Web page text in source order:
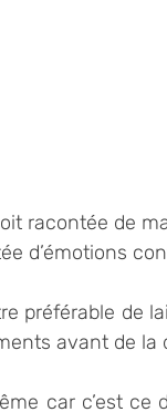
racontée de
d’émotions
préférable de
avant de la
car c’est ce